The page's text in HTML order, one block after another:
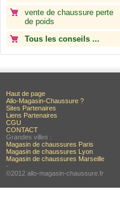
vente de chaussure perte
de poids
Tous les conseils ...
Haut de page
Allo-Magasin-Chaussure ?
Sites Partenaires
Liens Partenaires
CGU
CONTACT
Grandes villes :
Magasin de chaussures Paris
Magasin de chaussures Lyon
Magasin de chaussures Marseille
-
©2012 allo-magasin-chaussure.fr